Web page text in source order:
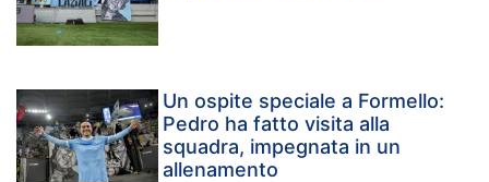
Un ospite speciale a Formello:
Pedro ha fatto visita alla
squadra, impegnata in un
allenamento